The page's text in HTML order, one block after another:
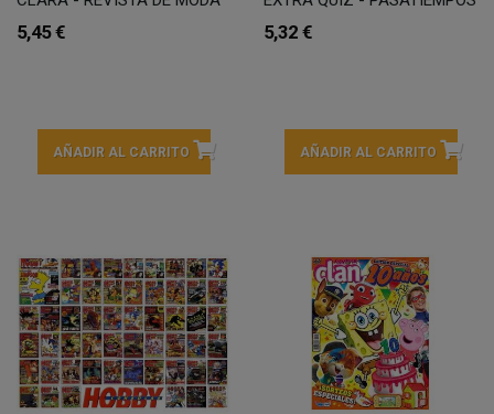
5,45 €
AÑADIR AL CARRITO
5,32 €
AÑADIR AL CARRITO